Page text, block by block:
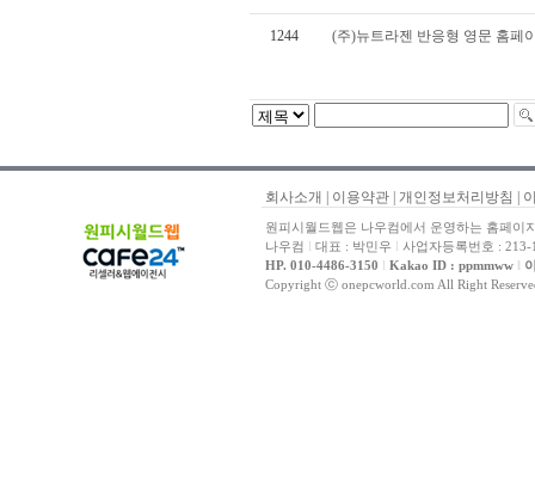
1244 (주)뉴트라젠 반응형 영문 홈페
회사소개 이용약관 개인정보처리방침
원피시월드웹은 나우컴에서 운영하는 홈페이
나우컴 l 대표 : 박민우 l 사업자등록번호 :
HP. 010-4486-3150 l Kakao ID : ppmmww l
Copyright ⓒ onepcworld.com All Right